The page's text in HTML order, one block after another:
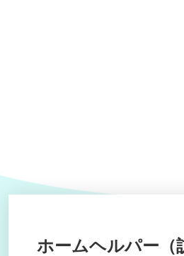
ホームヘルパー（